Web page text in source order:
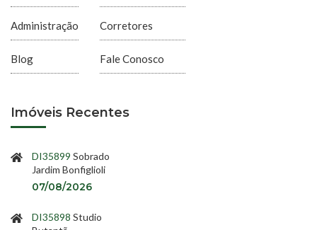
Administração
Blog
Corretores
Fale Conosco
Imóveis Recentes
DI35899 Sobrado
Jardim Bonfiglioli
07/08/2026
DI35898 Studio